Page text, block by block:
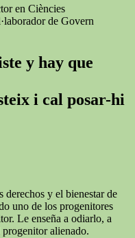
en Ciències
de Govern
y hay que
i cal posar-hi
derechos y el bienestar de
uno de los progenitores
Le enseña a odiarlo, a
alienado.